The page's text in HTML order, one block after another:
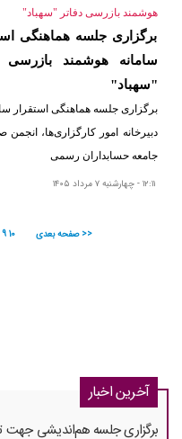
هوشمند بازرسی دفاتر "سهباد"
برگزاری جلسه هماهنگی
سامانه هوشمند بازرسی
"سهباد"
برگزاری جلسه هماهنگی استقرار
دبیرخانه امور کارگزاری‌ها،
جامعه حسابداران رسمی
١٢:١١ - چهارشنبه ٧ مرداد ١٤٠٥
9 10 صفحه بعدی >>
آخرین اخبار
برگزاری جلسه هم‌اندیشی جهت